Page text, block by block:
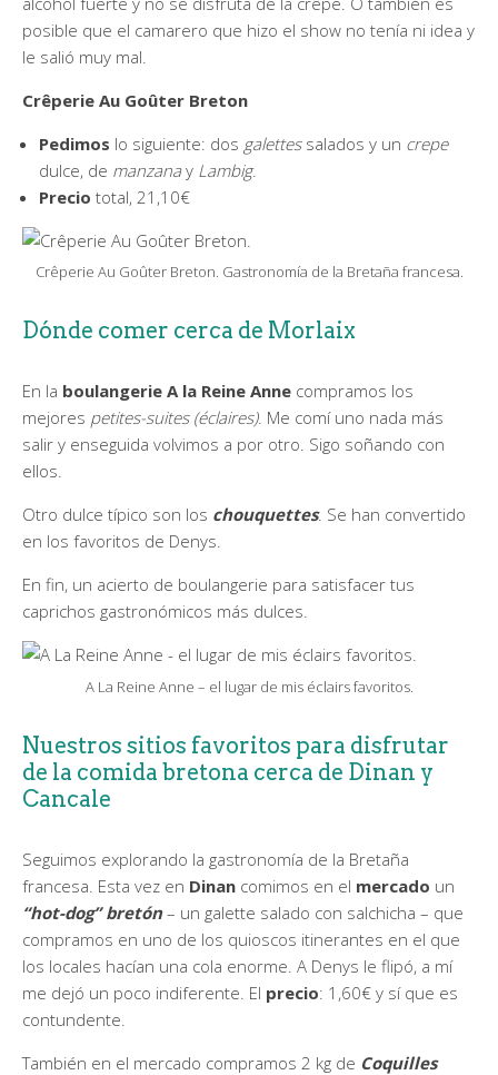
posible que el camarero que hizo el show no tenía ni idea y
le salió muy mal.
Crêperie Au Goûter Breton
Pedimos lo siguiente: dos galettes salados y un crepe
dulce, de manzanay Lambig.
Precio total, 21,10€
Crêperie Au Goûter Breton. Gastronomía de la Bretaña francesa.
Dónde comer cerca de Morlaix
En la boulangerie A la Reine Anne compramos los
mejores petites-suites (éclaires). Me comí uno nada más
salir y enseguida volvimos a por otro. Sigo soñando con
ellos.
Otro dulce típico son los chouquettes. Se han convertido
en los favoritos de Denys.
En fin, un acierto de boulangerie para satisfacer tus
caprichos gastronómicos más dulces.
A La Reine Anne – el lugar de mis éclairs favoritos.
Nuestros sitios favoritos para disfrutar
de la comida bretona cerca de Dinan y
Cancale
Seguimos explorando la gastronomía de la Bretaña
francesa. Esta vez en Dinan comimos en el mercado un
“hot-dog” bretón– un galette salado con salchicha – que
compramos en uno de los quioscos itinerantes en el que
los locales hacían una cola enorme. A Denys le flipó, a mí
me dejó un poco indiferente. El precio: 1,60€ y sí que es
contundente.
También en el mercado compramos 2 kg de Coquilles